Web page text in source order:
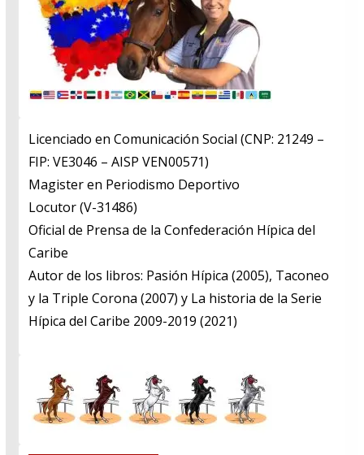
Licenciado en Comunicación Social (CNP: 21249 –
FIP: VE3046 – AISP VEN00571)
​Magister en Periodismo Deportivo
​Locutor (V-31486)
​Oficial de Prensa de la Confederación Hípica del
Caribe
​Autor de los libros: Pasión Hípica (2005), Taconeo
y la Triple Corona (2007) y La historia de la Serie
Hípica del Caribe 2009-2019 (2021)